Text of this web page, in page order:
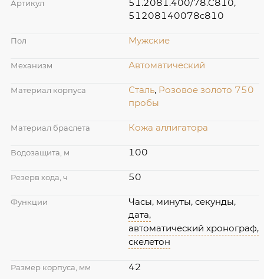
Артикул
51.2081.400/78.C810,
51208140078c810
Пол Мужские
Механизм Автоматический
Материал корпуса Сталь, Розовое золото 750
пробы
Материал браслета Кожа аллигатора
Водозащита, м 100
Резерв хода, ч 50
Функции
Часы, минуты, секунды,
дата,
автоматический хронограф,
скелетон
Размер корпуса, мм 42